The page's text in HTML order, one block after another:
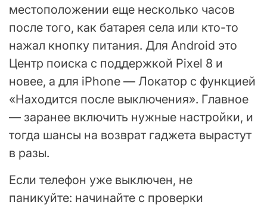
местоположении еще несколько часов
после того, как батарея села или кто-то
нажал кнопку питания. Для Android это
Центр поиска с поддержкой Pixel 8 и
новее, а для iPhone — Локатор с функцией
«Находится после выключения». Главное
— заранее включить нужные настройки, и
тогда шансы на возврат гаджета вырастут
в разы.
Если телефон уже выключен, не
паникуйте: начинайте с проверки